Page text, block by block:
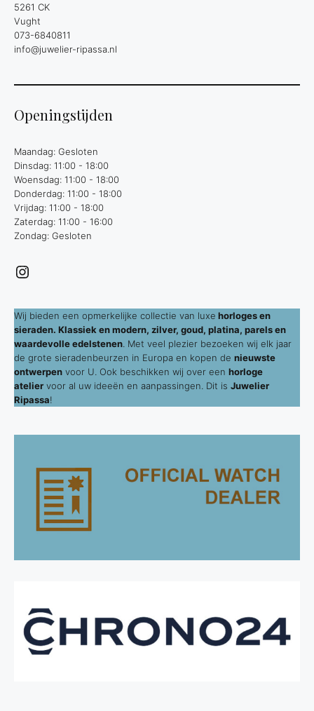
5261 CK
Vught
073-6840811
info@juwelier-ripassa.nl
Openingstijden
Maandag: Gesloten
Dinsdag: 11:00 - 18:00
Woensdag: 11:00 - 18:00
Donderdag: 11:00 - 18:00
Vrijdag: 11:00 - 18:00
Zaterdag: 11:00 - 16:00
Zondag: Gesloten
Instagram
Wij bieden een opmerkelijke collectie van luxe horloges en
sieraden. Klassiek en modern, zilver, goud, platina, parels en
waardevolle edelstenen . Met veel plezier bezoeken wij elk jaar
de grote sieradenbeurzen in Europa en kopen de nieuwste
ontwerpen voor U. Ook beschikken wij over een horloge
atelier voor al uw ideeën en aanpassingen. Dit is Juwelier
Ripassa!